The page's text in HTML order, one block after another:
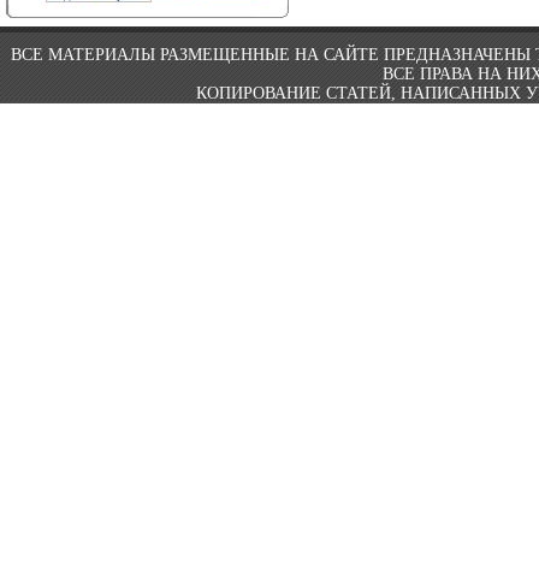
ВСЕ МАТЕРИАЛЫ РАЗМЕЩЕННЫЕ НА САЙТЕ
ВСЕ ПРАВА НА
КОПИРОВАНИЕ СТАТЕЙ, НАПИСАННЫХ